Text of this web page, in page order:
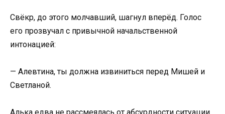
Свёкр, до этого молчавший, шагнул вперёд. Голос
его прозвучал с привычной начальственной
интонацией:
— Алевтина, ты должна извиниться перед Мишей и
Светланой.